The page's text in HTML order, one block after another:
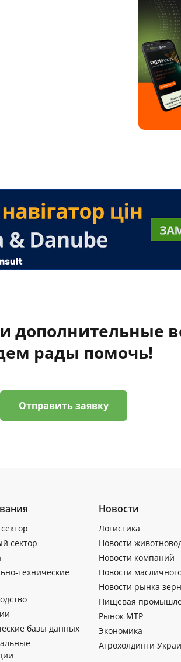
дополнительные
рады помочь!
Отправить заявку
сектор
технические
базы данных
Новости
Логистика
Новости
Новости компаний
Новости
Новости рынка
Пищевая
Рынок МТР
Экономика
Агрохолдинги